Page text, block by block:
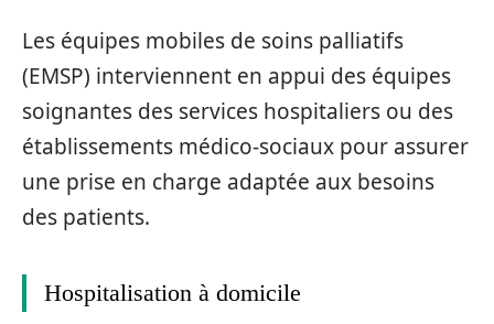
Les équipes mobiles de soins palliatifs
(EMSP) interviennent en appui des équipes
soignantes des services hospitaliers ou des
établissements médico-sociaux pour assurer
une prise en charge adaptée aux besoins
des patients.
Hospitalisation à domicile